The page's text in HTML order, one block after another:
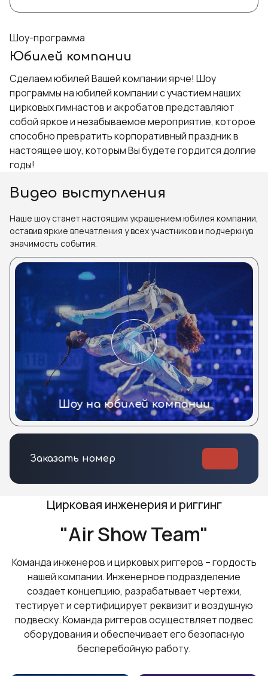
Шоу-программа
Юбилей компании
Сделаем юбилей Вашей компании ярче! Шоу
программы на юбилей компании с участием наших
цирковых гимнастов и акробатов представляют
собой яркое и незабываемое мероприятие, которое
способно превратить корпоративный праздник в
настоящее шоу, которым Вы будете гордится долгие
годы!
Видео выступления
Наше шоу станет настоящим украшением юбилея компании,
оставив яркие впечатления у всех участников и подчеркнув
значимость события.
Шоу на юбилей компании
Заказать номер
Цирковая инженерия и риггинг
"Air Show Team"
Команда инженеров и цирковых риггеров – гордость
нашей компании. Инженерное подразделение
создает концепцию, разрабатывает чертежи,
тестирует и сертифицирует реквизит и воздушную
подвеску. Команда риггеров осуществляет подвес
оборудования и обеспечивает его безопасную
бесперебойную работу.